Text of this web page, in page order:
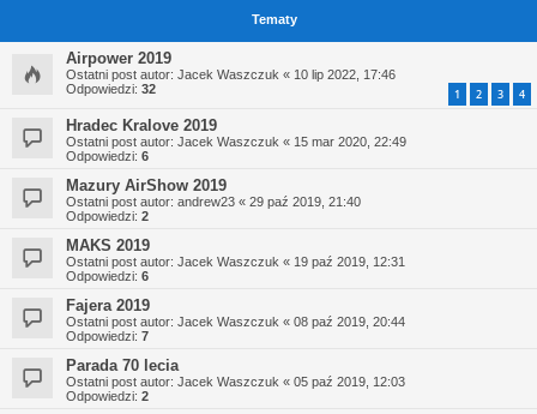
Tematy
Airpower 2019
Ostatni post autor: Jacek Waszczuk « 10 lip 2022, 17:46
Odpowiedzi: 32 1 2 3 4
Hradec Kralove 2019
Ostatni post autor: Jacek Waszczuk « 15 mar 2020, 22:49
Odpowiedzi: 6
Mazury AirShow 2019
Ostatni post autor: andrew23 « 29 paź 2019, 21:40
Odpowiedzi: 2
MAKS 2019
Ostatni post autor: Jacek Waszczuk « 19 paź 2019, 12:31
Odpowiedzi: 6
Fajera 2019
Ostatni post autor: Jacek Waszczuk « 08 paź 2019, 20:44
Odpowiedzi: 7
Parada 70 lecia
Ostatni post autor: Jacek Waszczuk « 05 paź 2019, 12:03
Odpowiedzi: 2